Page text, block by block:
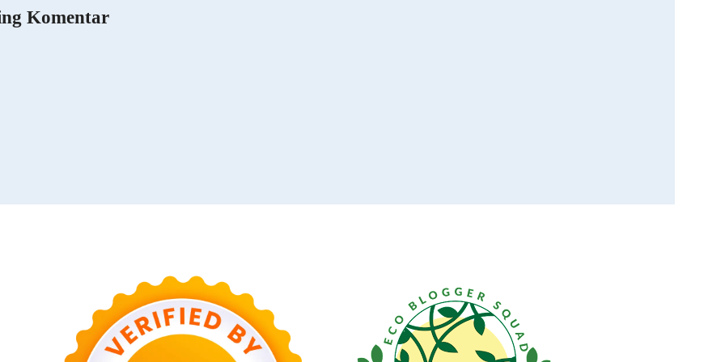
Komentar